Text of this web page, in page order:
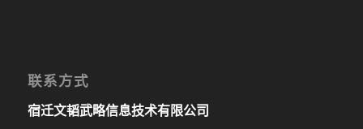
联系方式
宿迁文韬武略信息技术有限公司